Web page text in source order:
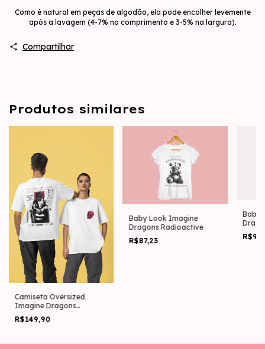
Como é natural em peças de algodão, ela pode encolher levemente
após a lavagem (4-7% no comprimento e 3-5% na largura).
Compartilhar
Produtos similares
Camiseta Oversized
Imagine Dragons
(Estampa Frente e
Costas)
R$149,90
Baby Look Imagine
Dragons Radioactive
R$87,23
Baby